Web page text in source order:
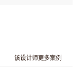
然质感的材
该设计师更多案例